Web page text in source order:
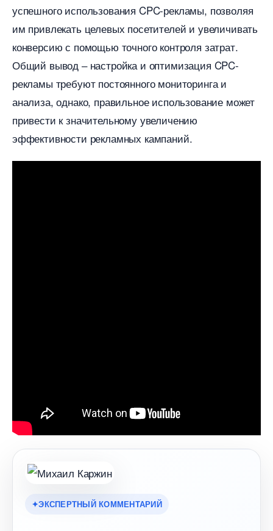
успешного использования CPC-рекламы, позволяя
им привлекать целевых посетителей и увеличивать
конверсию с помощью точного контроля затрат.​
Общий вывод ‒ настройка и оптимизация CPC-
рекламы требуют постоянного мониторинга и
анализа, однако, правильное использование может
привести к значительному увеличению
эффективности рекламных кампаний.​
ЭКСПЕРТНЫЙ КОММЕНТАРИЙ